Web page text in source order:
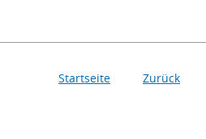
Startseite Zurück